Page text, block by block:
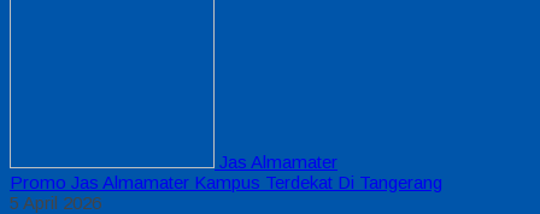
Jas Almamater
Promo Jas Almamater Kampus Terdekat Di Tangerang
5 April 2026